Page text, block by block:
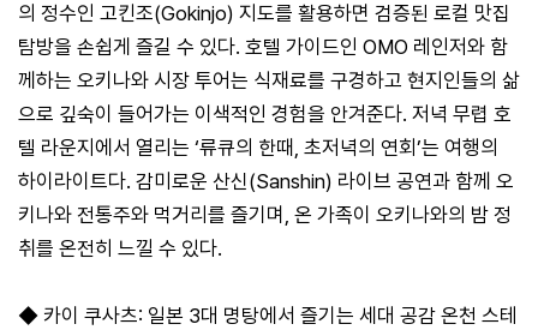
의 정수인 고킨조(Gokinjo) 지도를 활용하면 검증된 로컬 맛집
탐방을 손쉽게 즐길 수 있다. 호텔 가이드인 OMO 레인저와 함
께하는 오키나와 시장 투어는 식재료를 구경하고 현지인들의 삶
으로 깊숙이 들어가는 이색적인 경험을 안겨준다. 저녁 무렵 호
텔 라운지에서 열리는 ‘류큐의 한때, 초저녁의 연회’는 여행의
하이라이트다. 감미로운 산신(Sanshin) 라이브 공연과 함께 오
키나와 전통주와 먹거리를 즐기며, 온 가족이 오키나와의 밤 정
취를 온전히 느낄 수 있다.
◆ 카이 쿠사츠: 일본 3대 명탕에서 즐기는 세대 공감 온천 스테